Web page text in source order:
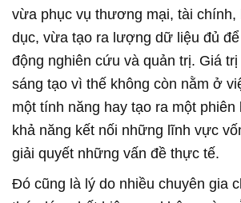
vừa phục vụ thương mại, tài chính,
dục, vừa tạo ra lượng dữ liệu đủ
động nghiên cứu và quản trị. Giá
sáng tạo vì thế không còn nằm ở
một tính năng hay tạo ra một
khả năng kết nối những lĩnh vực
giải quyết những vấn đề thực tế.
Đó cũng là lý do nhiều chuyên gia